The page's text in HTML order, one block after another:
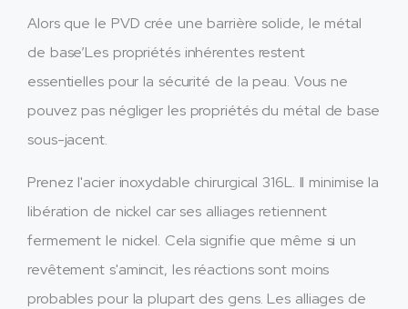
Alors que le PVD crée une barrière solide, le métal
de base’Les propriétés inhérentes restent
essentielles pour la sécurité de la peau. Vous ne
pouvez pas négliger les propriétés du métal de base
sous-jacent.
Prenez l'acier inoxydable chirurgical 316L. Il minimise la
libération de nickel car ses alliages retiennent
fermement le nickel. Cela signifie que même si un
revêtement s'amincit, les réactions sont moins
probables pour la plupart des gens. Les alliages de